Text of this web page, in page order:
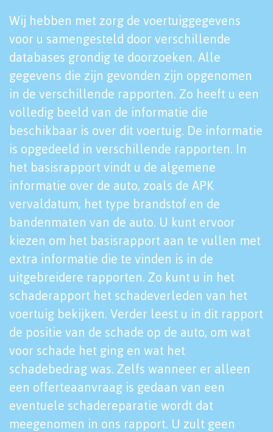
Wij hebben met zorg de voertuiggegevens
voor u samengesteld door verschillende
databases grondig te doorzoeken. Alle
gegevens die zijn gevonden zijn opgenomen
in de verschillende rapporten. Zo heeft u een
volledig beeld van de informatie die
beschikbaar is over dit voertuig. De informatie
is opgedeeld in verschillende rapporten. In
het basisrapport vindt u de algemene
informatie over de auto, zoals de APK
vervaldatum, het type brandstof en de
bandenmaten van de auto. U kunt ervoor
kiezen om het basisrapport aan te vullen met
extra informatie die te vinden is in de
uitgebreidere rapporten. Zo kunt u in het
schaderapport het schadeverleden van het
voertuig bekijken. Verder leest u in dit rapport
de positie van de schade op de auto, om wat
voor schade het ging en wat het
schadebedrag was. Zelfs wanneer er alleen
een offerteaanvraag is gedaan van een
eventuele schadereparatie wordt dat
meegenomen in ons rapport. U zult geen